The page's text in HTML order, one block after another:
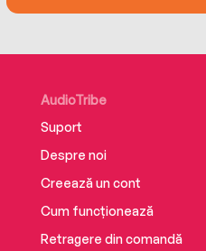
AudioTribe
Suport
Despre noi
Creează un cont
Cum funcționează
Retragere din comandă